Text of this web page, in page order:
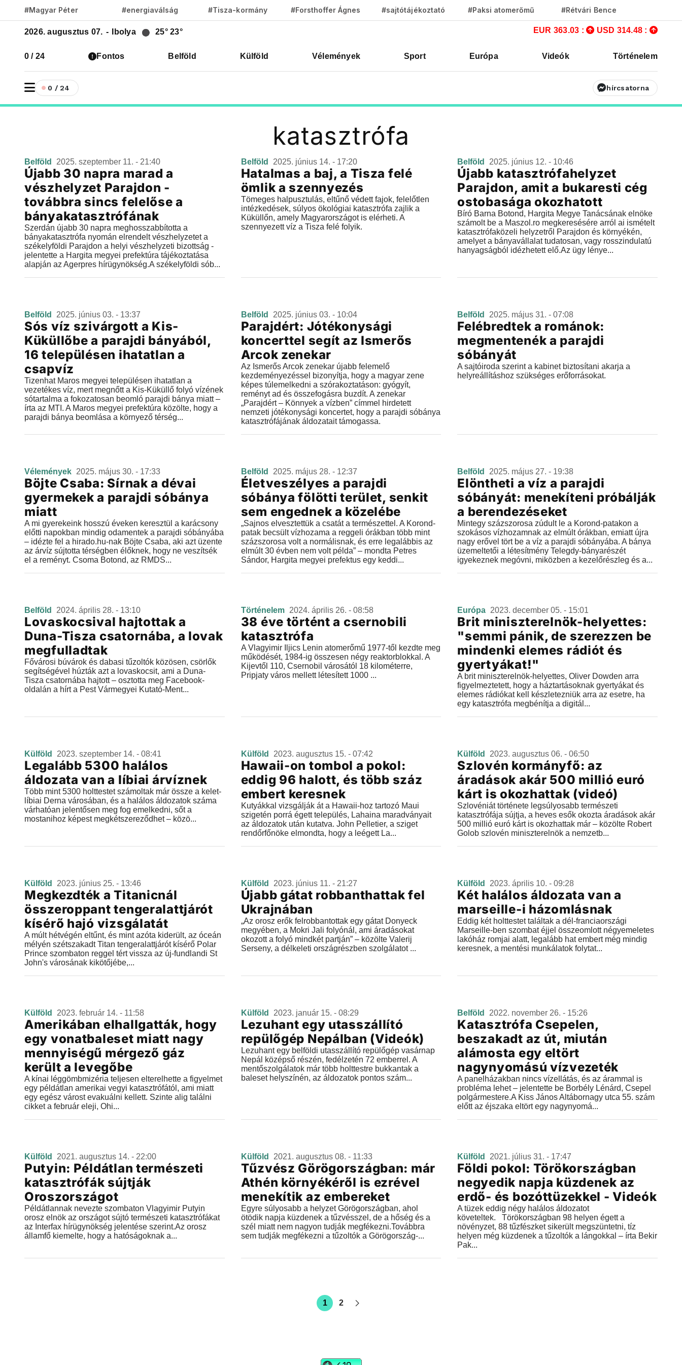
#Magyar Péter #energiaválság #Tisza-kormány #Forsthoffer Ágnes #sajtótájékoztató #Paksi atomerőmű #Rétvári Bence
2026. augusztus 07. - Ibolya 25° 23° EUR 363.03 : USD 314.48 :
0 / 24 Fontos Belföld Külföld Vélemények Sport Európa Videók Történelem
0 / 24 hírcsatorna
katasztrófa
Belföld 2025. szeptember 11. - 21:40
Újabb 30 napra marad a
vészhelyzet Parajdon -
továbbra sincs felelőse a
bányakatasztrófának
Szerdán újabb 30 napra meghosszabbította a
bányakatasztrófa nyomán elrendelt vészhelyzetet a
székelyföldi Parajdon a helyi vészhelyzeti bizottság -
jelentette a Hargita megyei prefektúra tájékoztatása
alapján az Agerpres hírügynökség.A székelyföldi sób...
Belföld 2025. június 14. - 17:20
Hatalmas a baj, a Tisza felé
ömlik a szennyezés
Tömeges halpusztulás, eltűnő védett fajok, felelőtlen
intézkedések, súlyos ökológiai katasztrófa zajlik a
Küküllőn, amely Magyarországot is elérheti. A
szennyezett víz a Tisza felé folyik.
Belföld 2025. június 12. - 10:46
Újabb katasztrófahelyzet
Parajdon, amit a bukaresti cég
ostobasága okozhatott
Bíró Barna Botond, Hargita Megye Tanácsának elnöke
számolt be a Maszol.ro megkeresésére arról ai ismételt
katasztrófaközeli helyzetről Parajdon és környékén,
amelyet a bányavállalat tudatosan, vagy rosszindulatú
hanyagságból idézhetett elő.Az ügy lénye...
Belföld 2025. június 03. - 13:37
Sós víz szivárgott a Kis-
Küküllőbe a parajdi bányából,
16 településen ihatatlan a
csapvíz
Tizenhat Maros megyei településen ihatatlan a
vezetékes víz, mert megnőtt a Kis-Küküllő folyó vízének
sótartalma a fokozatosan beomló parajdi bánya miatt –
írta az MTI. A Maros megyei prefektúra közölte, hogy a
parajdi bánya beomlása a környező térség...
Belföld 2025. június 03. - 10:04
Parajdért: Jótékonysági
koncerttel segít az Ismerős
Arcok zenekar
Az Ismerős Arcok zenekar újabb felemelő
kezdeményezéssel bizonyítja, hogy a magyar zene
képes túlemelkedni a szórakoztatáson: gyógyít,
reményt ad és összefogásra buzdít. A zenekar
„Parajdért – Könnyek a vízben” címmel hirdetett
nemzeti jótékonysági koncertet, hogy a parajdi sóbánya
katasztrófájának áldozatait támogassa.
Belföld 2025. május 31. - 07:08
Felébredtek a románok:
megmentenék a parajdi
sóbányát
A sajtóiroda szerint a kabinet biztosítani akarja a
helyreállításhoz szükséges erőforrásokat.
Vélemények 2025. május 30. - 17:33
Böjte Csaba: Sírnak a dévai
gyermekek a parajdi sóbánya
miatt
A mi gyerekeink hosszú éveken keresztül a karácsony
előtti napokban mindig odamentek a parajdi sóbányába
– idézte fel a hirado.hu-nak Böjte Csaba, aki azt üzente
az árvíz sújtotta térségben élőknek, hogy ne veszítsék
el a reményt. Csoma Botond, az RMDS...
Belföld 2025. május 28. - 12:37
Életveszélyes a parajdi
sóbánya fölötti terület, senkit
sem engednek a közelébe
„Sajnos elvesztettük a csatát a természettel. A Korond-
patak becsült vízhozama a reggeli órákban több mint
százszorosa volt a normálisnak, és erre legalábbis az
elmúlt 30 évben nem volt példa” – mondta Petres
Sándor, Hargita megyei prefektus egy keddi...
Belföld 2025. május 27. - 19:38
Elöntheti a víz a parajdi
sóbányát: menekíteni próbálják
a berendezéseket
Mintegy százszorosa zúdult le a Korond-patakon a
szokásos vízhozamnak az elmúlt órákban, emiatt újra
nagy erővel tört be a víz a parajdi sóbányába. A bánya
üzemeltetői a létesítmény Telegdy-bányarészét
igyekeznek megóvni, miközben a kezelőrészleg és a...
Belföld 2024. április 28. - 13:10
Lovaskocsival hajtottak a
Duna-Tisza csatornába, a lovak
megfulladtak
Fővárosi búvárok és dabasi tűzoltók közösen, csörlők
segítségével húzták azt a lovaskocsit, ami a Duna-
Tisza csatornába hajtott – osztotta meg Facebook-
oldalán a hírt a Pest Vármegyei Kutató-Ment...
Történelem 2024. április 26. - 08:58
38 éve történt a csernobili
katasztrófa
A Vlagyimir Iljics Lenin atomerőmű 1977-től kezdte meg
működését, 1984-ig összesen négy reaktorblokkal. A
Kijevtől 110, Csernobil városától 18 kilométerre,
Pripjaty város mellett létesített 1000 ...
Európa 2023. december 05. - 15:01
Brit miniszterelnök-helyettes:
"semmi pánik, de szerezzen be
mindenki elemes rádiót és
gyertyákat!"
A brit miniszterelnök-helyettes, Oliver Dowden arra
figyelmeztetett, hogy a háztartásoknak gyertyákat és
elemes rádiókat kell készletezniük arra az esetre, ha
egy katasztrófa megbénítja a digitál...
Külföld 2023. szeptember 14. - 08:41
Legalább 5300 halálos
áldozata van a líbiai árvíznek
Több mint 5300 holttestet számoltak már össze a kelet-
líbiai Derna városában, és a halálos áldozatok száma
várhatóan jelentősen meg fog emelkedni, sőt a
mostanihoz képest megkétszereződhet – közö...
Külföld 2023. augusztus 15. - 07:42
Hawaii-on tombol a pokol:
eddig 96 halott, és több száz
embert keresnek
Kutyákkal vizsgálják át a Hawaii-hoz tartozó Maui
szigetén porrá égett település, Lahaina maradványait
az áldozatok után kutatva. John Pelletier, a sziget
rendőrfőnöke elmondta, hogy a leégett La...
Külföld 2023. augusztus 06. - 06:50
Szlovén kormányfő: az
áradások akár 500 millió euró
kárt is okozhattak (videó)
Szlovéniát története legsúlyosabb természeti
katasztrófája sújtja, a heves esők okozta áradások akár
500 millió euró kárt is okozhattak már – közölte Robert
Golob szlovén miniszterelnök a nemzetb...
Külföld 2023. június 25. - 13:46
Megkezdték a Titanicnál
összeroppant tengeralattjárót
kísérő hajó vizsgálatát
A múlt hétvégén eltűnt, és mint azóta kiderült, az óceán
mélyén szétszakadt Titan tengeralattjárót kísérő Polar
Prince szombaton reggel tért vissza az új-fundlandi St
John's városának kikötőjébe,...
Külföld 2023. június 11. - 21:27
Újabb gátat robbanthattak fel
Ukrajnában
„Az orosz erők felrobbantottak egy gátat Donyeck
megyében, a Mokri Jali folyónál, ami áradásokat
okozott a folyó mindkét partján” – közölte Valerij
Serseny, a délkeleti országrészben szolgálatot ...
Külföld 2023. április 10. - 09:28
Két halálos áldozata van a
marseille-i házomlásnak
Eddig két holttestet találtak a dél-franciaországi
Marseille-ben szombat éjjel összeomlott négyemeletes
lakóház romjai alatt, legalább hat embert még mindig
keresnek, a mentési munkálatok folytat...
Külföld 2023. február 14. - 11:58
Amerikában elhallgatták, hogy
egy vonatbaleset miatt nagy
mennyiségű mérgező gáz
került a levegőbe
A kínai léggömbmizéria teljesen elterelhette a figyelmet
egy példátlan amerikai vegyi katasztrófától, ami miatt
egy egész várost evakuálni kellett. Szinte alig találni
cikket a február eleji, Ohi...
Külföld 2023. január 15. - 08:29
Lezuhant egy utasszállító
repülőgép Nepálban (Videók)
Lezuhant egy belföldi utasszállító repülőgép vasárnap
Nepál középső részén, fedélzetén 72 emberrel. A
mentőszolgálatok már több holttestre bukkantak a
baleset helyszínén, az áldozatok pontos szám...
Belföld 2022. november 26. - 15:26
Katasztrófa Csepelen,
beszakadt az út, miután
alámosta egy eltört
nagynyomású vízvezeték
A panelházakban nincs vízellátás, és az árammal is
probléma lehet – jelentette be Borbély Lénárd, Csepel
polgármestere.A Kiss János Altábornagy utca 55. szám
előtt az éjszaka eltört egy nagynyomá...
Külföld 2021. augusztus 14. - 22:00
Putyin: Példátlan természeti
katasztrófák sújtják
Oroszországot
Példátlannak nevezte szombaton Vlagyimir Putyin
orosz elnök az országot sújtó természeti katasztrófákat
az Interfax hírügynökség jelentése szerint.Az orosz
államfő kiemelte, hogy a hatóságoknak a...
Külföld 2021. augusztus 08. - 11:33
Tűzvész Görögországban: már
Athén környékéről is ezrével
menekítik az embereket
Egyre súlyosabb a helyzet Görögországban, ahol
ötödik napja küzdenek a tűzvésszel, de a hőség és a
szél miatt nem nagyon tudják megfékezni.Továbbra
sem tudják megfékezni a tűzoltók a Görögország-...
Külföld 2021. július 31. - 17:47
Földi pokol: Törökországban
negyedik napja küzdenek az
erdő- és bozóttüzekkel - Videók
A tüzek eddig négy halálos áldozatot
követeltek. Törökországban 98 helyen égett a
növényzet, 88 tűzfészket sikerült megszüntetni, tíz
helyen még küzdenek a tűzoltók a lángokkal – írta Bekir
Pak...
1 2